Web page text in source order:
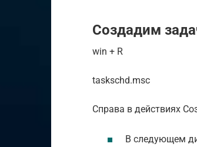
Создадим
win + R
taskschd.msc
Справа в действиях
В следующем